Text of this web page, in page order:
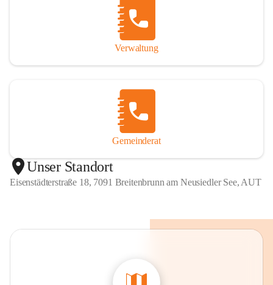
Verwaltung
Gemeinderat
Unser Standort
Eisenstädterstraße 18, 7091 Breitenbrunn am Neusiedler See, AUT